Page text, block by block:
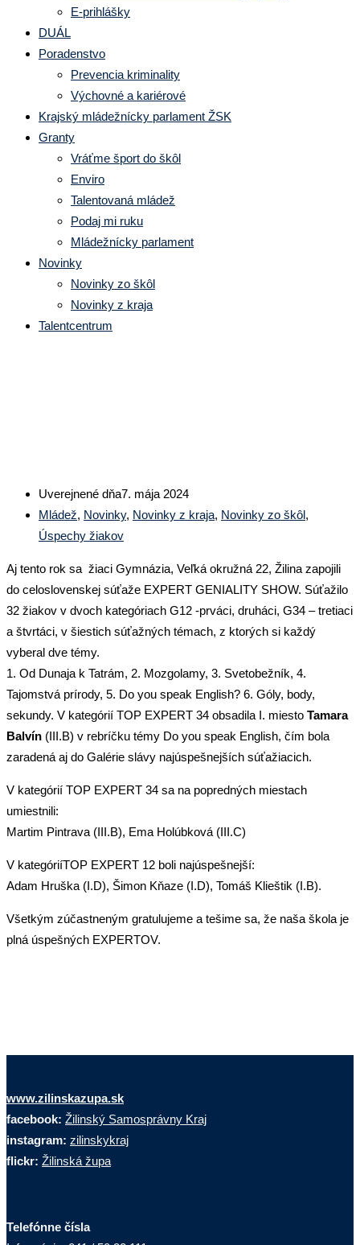
E-prihlášky
DUÁL
Poradenstvo
Prevencia kriminality
Výchovné a kariérové
Krajský mládežnícky parlament ŽSK
Granty
Vráťme šport do škôl
Enviro
Talentovaná mládež
Podaj mi ruku
Mládežnícky parlament
Novinky
Novinky zo škôl
Novinky z kraja
Talentcentrum
Uverejnené dňa7. mája 2024
Mládež, Novinky, Novinky z kraja, Novinky zo škôl,
Úspechy žiakov
Aj tento rok sa žiaci Gymnázia, Veľká okružná 22, Žilina zapojili
do celoslovenskej súťaže EXPERT GENIALITY SHOW. Súťažilo
32 žiakov v dvoch kategóriach G12 -prváci, druháci, G34 – tretiaci
a štvrtáci, v šiestich súťažných témach, z ktorých si každý
vyberal dve témy.
1. Od Dunaja k Tatrám, 2. Mozgolamy, 3. Svetobežník, 4.
Tajomstvá prírody, 5. Do you speak English? 6. Góly, body,
sekundy. V kategórií TOP EXPERT 34 obsadila I. miesto Tamara
Balvín (III.B) v rebríčku témy Do you speak English, čím bola
zaradená aj do Galérie slávy najúspešnejších súťažiacich.
V kategórií TOP EXPERT 34 sa na popredných miestach
umiestnili:
Martim Pintrava (III.B), Ema Holúbková (III.C)
V kategóriíTOP EXPERT 12 boli najúspešnejší:
Adam Hruška (I.D), Šimon Kňaze (I.D), Tomáš Klieštik (I.B).
Všetkým zúčastneným gratulujeme a tešime sa, že naša škola je
plná úspešných EXPERTOV.
www.zilinskazupa.sk
facebook: Žilinský Samosprávny Kraj
instagram: zilinskykraj
flickr: Žilinská župa
Telefónne čísla